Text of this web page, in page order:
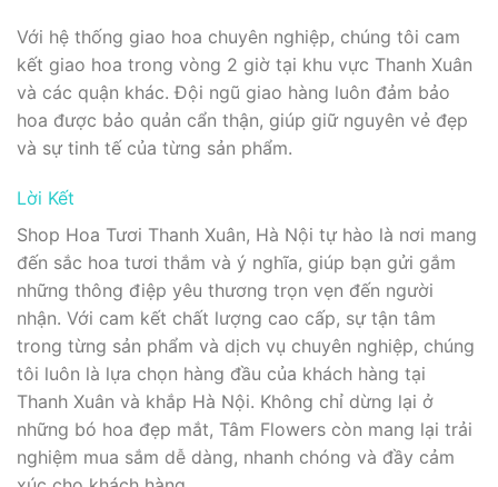
Với hệ thống giao hoa chuyên nghiệp, chúng tôi cam
kết giao hoa trong vòng 2 giờ tại khu vực Thanh Xuân
và các quận khác. Đội ngũ giao hàng luôn đảm bảo
hoa được bảo quản cẩn thận, giúp giữ nguyên vẻ đẹp
và sự tinh tế của từng sản phẩm.
Lời Kết
Shop Hoa Tươi Thanh Xuân, Hà Nội tự hào là nơi mang
đến sắc hoa tươi thắm và ý nghĩa, giúp bạn gửi gắm
những thông điệp yêu thương trọn vẹn đến người
nhận. Với cam kết chất lượng cao cấp, sự tận tâm
trong từng sản phẩm và dịch vụ chuyên nghiệp, chúng
tôi luôn là lựa chọn hàng đầu của khách hàng tại
Thanh Xuân và khắp Hà Nội. Không chỉ dừng lại ở
những bó hoa đẹp mắt, Tâm Flowers còn mang lại trải
nghiệm mua sắm dễ dàng, nhanh chóng và đầy cảm